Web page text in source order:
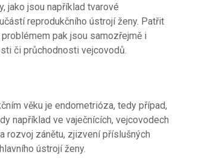
jako jsou například tvarové
reprodukčního ústrojí ženy. Patřit
pak jsou samozřejmě i
či průchodnosti vejcovodů.
věku je endometrióza, tedy případ,
například ve vaječnících, vejcovodech
rozvoj zánětu, zjizvení příslušných
ústrojí ženy.